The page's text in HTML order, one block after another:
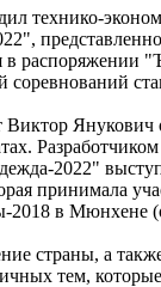
технико-
распоряжении
Янукович
2022"
принимала
в Мюнхене
страны, а
тем,